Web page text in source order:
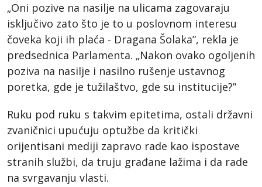
„Oni pozive na nasilje na ulicama zagovaraju
isključivo zato što je to u poslovnom interesu
čoveka koji ih plaća - Dragana Šolaka”, rekla je
predsednica Parlamenta. „Nakon ovako ogoljenih
poziva na nasilje i nasilno rušenje ustavnog
poretka, gde je tužilaštvo, gde su institucije?”
Ruku pod ruku s takvim epitetima, ostali državni
zvaničnici upućuju optužbe da kritički
orijentisani mediji zapravo rade kao ispostave
stranih službi, da truju građane lažima i da rade
na svrgavanju vlasti.